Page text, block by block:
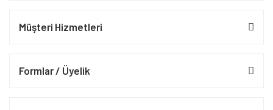
Müşteri Hizmetleri
Formlar / Üyelik